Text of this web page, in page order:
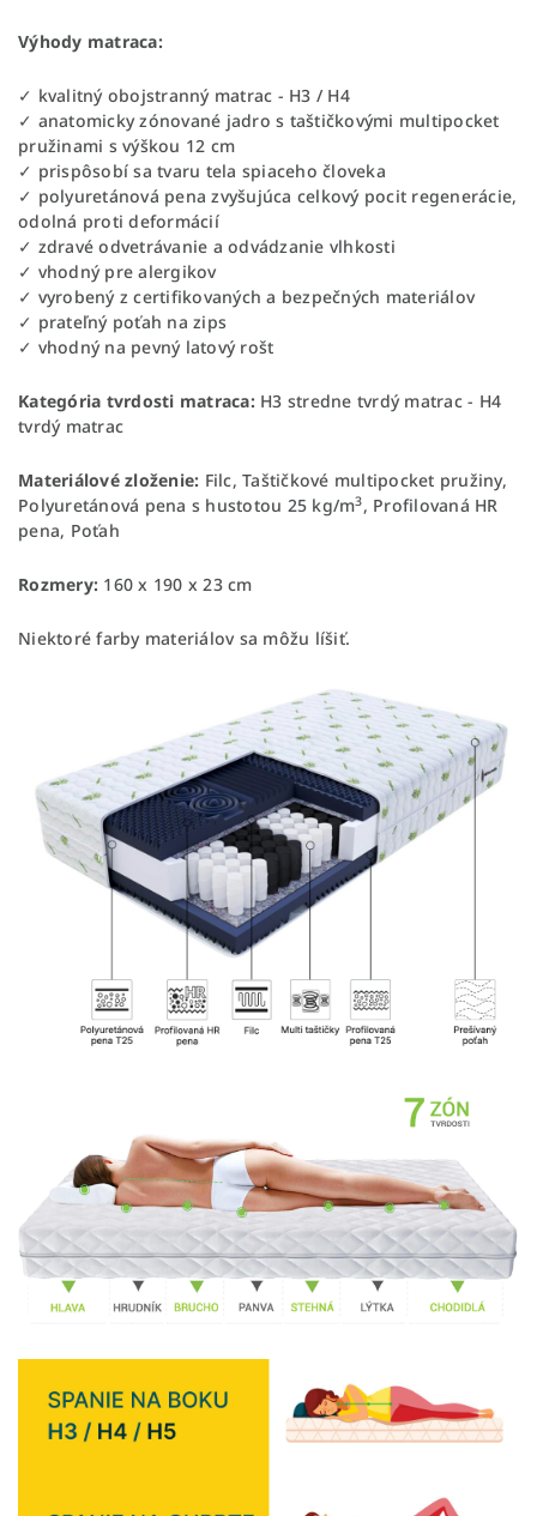
Výhody matraca:
✓ kvalitný obojstranný matrac - H3 / H4
✓ anatomicky zónované jadro s taštičkovými multipocket
pružinami s výškou 12 cm
✓ prispôsobí sa tvaru tela spiaceho človeka
✓ polyuretánová pena zvyšujúca celkový pocit regenerácie,
odolná proti deformácií
✓ zdravé odvetrávanie a odvádzanie vlhkosti
✓ vhodný pre alergikov
✓ vyrobený z certifikovaných a bezpečných materiálov
✓ prateľný poťah na zips
✓ vhodný na pevný latový rošt
Kategória tvrdosti matraca: H3 stredne tvrdý matrac - H4
tvrdý matrac
Materiálové zloženie: Filc, Taštičkové multipocket pružiny,
Polyuretánová pena s hustotou 25 kg/m3, Profilovaná HR
pena, Poťah
Rozmery: 160 x 190 x 23 cm
Niektoré farby materiálov sa môžu líšiť.